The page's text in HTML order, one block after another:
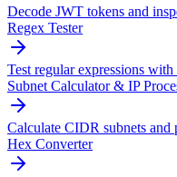
Decode JWT tokens and
Regex Tester
Test regular expressions
Subnet Calculator & IP
Calculate CIDR subnets and
Hex Converter